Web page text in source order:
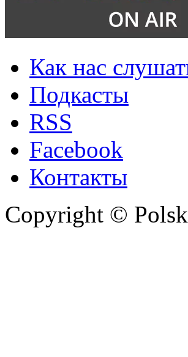
Как нас
Подкасты
RSS
Facebook
Контакты
Copyright ©